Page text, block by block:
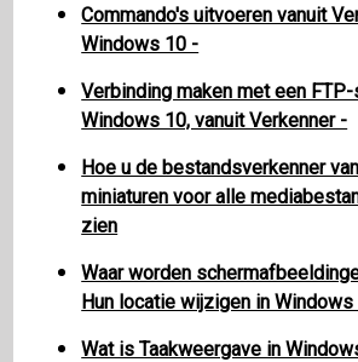
Commando's uitvoeren vanuit
Windows 10 -
Verbinding maken met een
Windows 10, vanuit Verkenner -
Hoe u de bestandsverkenner
miniaturen voor alle
zien
Waar worden
Hun locatie wijzigen in
Wat is Taakweergave in